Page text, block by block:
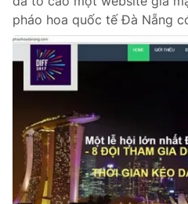
pháo hoa quốc tế Đà Nẵng